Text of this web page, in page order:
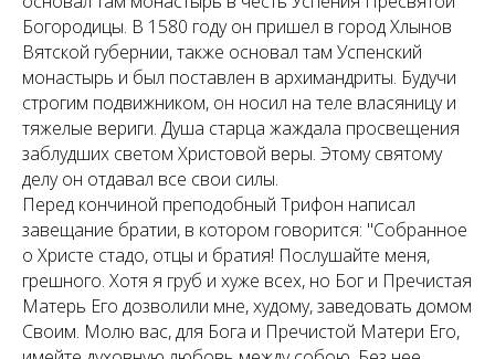
Богородицы. В 1580 году он пришел в город Хлынов
Вятской губернии, также основал там Успенский
монастырь и был поставлен в архимандриты. Будучи
строгим подвижником, он носил на теле власяницу и
тяжелые вериги. Душа старца жаждала просвещения
заблудших светом Христовой веры. Этому святому
делу он отдавал все свои силы.
Перед кончиной преподобный Трифон написал
завещание братии, в котором говорится: "Собранное
о Христе стадо, отцы и братия! Послушайте меня,
грешного. Хотя я груб и хуже всех, но Бог и Пречистая
Матерь Его дозволили мне, худому, заведовать домом
Своим. Молю вас, для Бога и Пречистой Матери Его,